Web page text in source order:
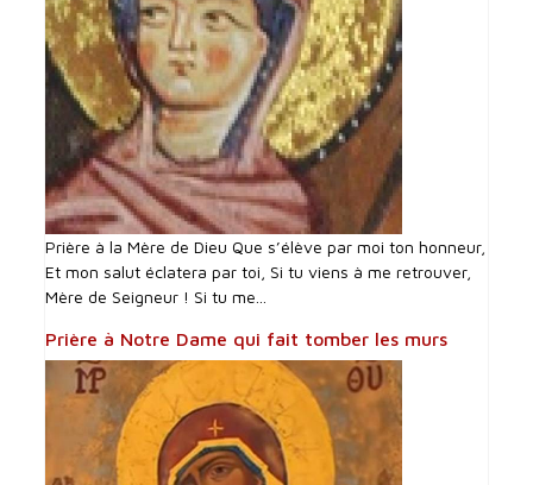
Prière à la Mère de Dieu Que s’élève par moi ton honneur,
Et mon salut éclatera par toi, Si tu viens à me retrouver,
Mère de Seigneur ! Si tu me...
Prière à Notre Dame qui fait tomber les murs